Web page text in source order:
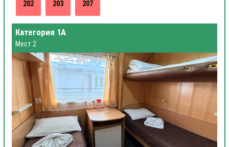
202 203 207
Категория 1А
Мест 2